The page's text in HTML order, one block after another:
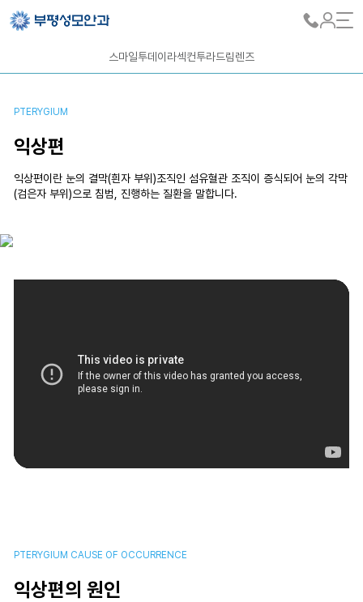
스마일투데이라섹컨투라드림렌즈
PTERYGIUM
익상편
익상편이란 눈의 결막(흰자 부위)조직인 섬유혈관 조직이 증식되어 눈의 각막
(검은자 부위)으로 침범, 진행하는 질환을 말합니다.
PTERYGIUM CAUSE OF OCCURRENCE
익상편의 원인